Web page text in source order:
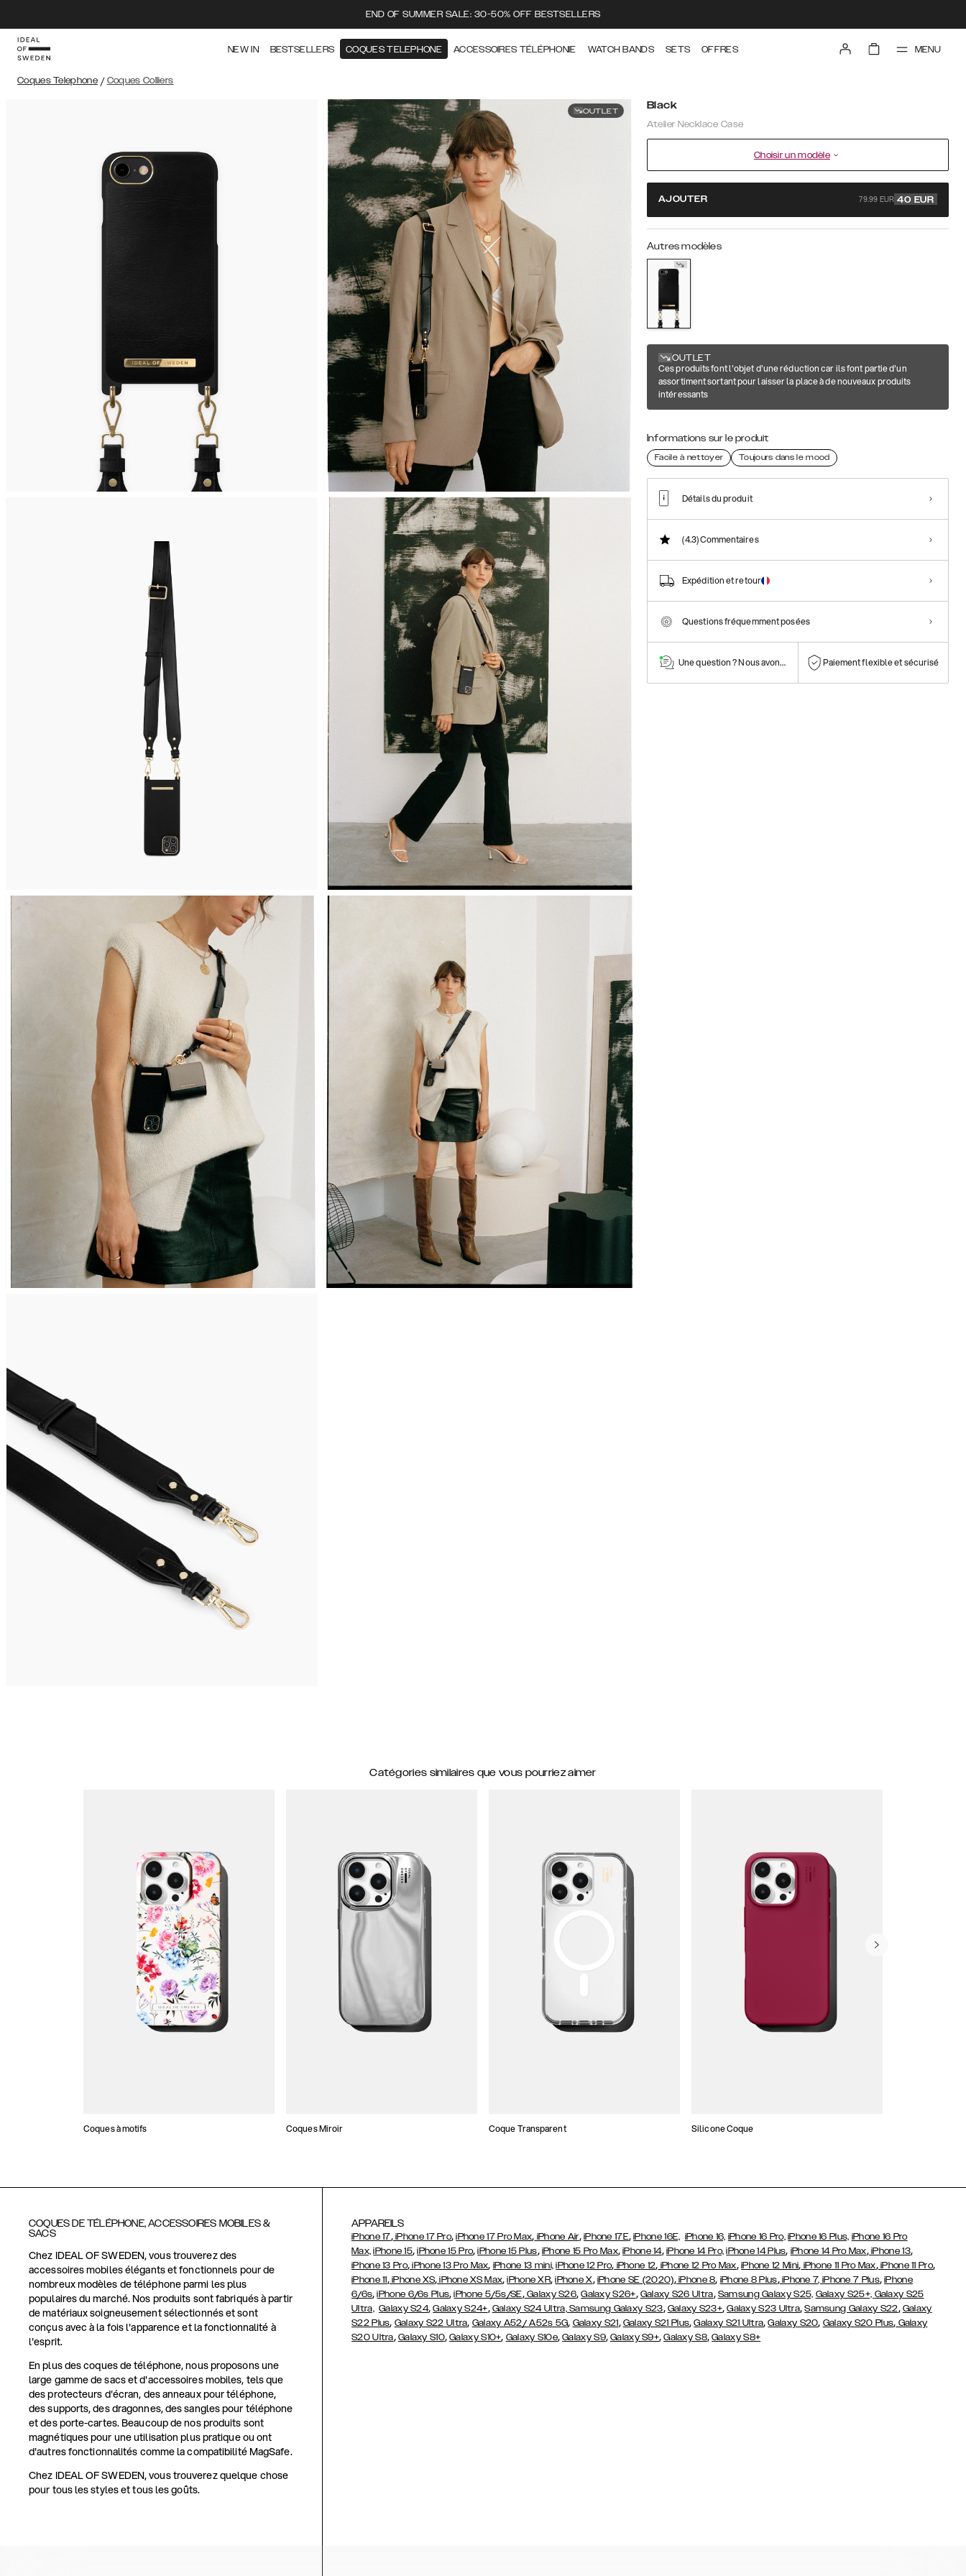
END OF SUMMER SALE: 30-50% OFF BESTSELLERS
NEW IN BESTSELLERS COQUES TELEPHONE ACCESSOIRES TÉLÉPHONIE WATCH BANDS SETS OFFRES MENU
Coques Telephone / Coques Colliers
OUTLET Black
Atelier Necklace Case
Choisir un modèle
AJOUTER 79.99 EUR 40 EUR
Autres modèles
OUTLET
Ces produits font l'objet d'une réduction car ils font partie d'un
assortiment sortant pour laisser la place à de nouveaux produits
intéressants
Informations sur le produit
Facile à nettoyer Toujours dans le mood
Détails du produit
(4.3)Commentaires
Expédition et retour
Questions fréquemment posées
Une question ? Nous avons la réponse !Paiement flexible et sécurisé
Catégories similaires que vous pourriez aimer
Coques à motifs Coques Miroir Coque Transparent Silicone Coque
COQUES DE TÉLÉPHONE, ACCESSOIRES MOBILES &
SACS
Chez IDEAL OF SWEDEN, vous trouverez des
accessoires mobiles élégants et fonctionnels pour de
nombreux modèles de téléphone parmi les plus
populaires du marché. Nos produits sont fabriqués à partir
de matériaux soigneusement sélectionnés et sont
conçus avec à la fois l'apparence et la fonctionnalité à
l'esprit.
En plus des coques de téléphone, nous proposons une
large gamme de sacs et d'accessoires mobiles, tels que
des protecteurs d'écran, des anneaux pour téléphone,
des supports, des dragonnes, des sangles pour téléphone
et des porte-cartes. Beaucoup de nos produits sont
magnétiques pour une utilisation plus pratique ou ont
d'autres fonctionnalités comme la compatibilité MagSafe.
Chez IDEAL OF SWEDEN, vous trouverez quelque chose
pour tous les styles et tous les goûts.
APPAREILS
iPhone 17,iPhone 17 Pro,iPhone 17 Pro Max, iPhone Air, iPhone 17E,iPhone 16E, iPhone 16, iPhone 16 Pro, iPhone 16 Plus, iPhone 16 Pro
Max, iPhone 15,iPhone 15 Pro,iPhone 15 Plus, iPhone 15 Pro Max,iPhone 14, iPhone 14 Pro, iPhone 14 Plus, iPhone 14 Pro Max,iPhone 13,
iPhone 13 Pro, iPhone 13 Pro Max, iPhone 13 mini, iPhone 12 Pro, iPhone 12, iPhone 12 Pro Max, iPhone 12 Mini, iPhone 11 Pro Max,iPhone 11 Pro,
iPhone 11,iPhone XS,iPhone XS Max,iPhone XR,iPhone X, iPhone SE (2020),iPhone 8, iPhone 8 Plus,iPhone 7, iPhone 7 Plus,iPhone
6/6s,iPhone 6/6s Plus,iPhone 5/5s/SE,Galaxy S26,Galaxy S26+, Galaxy S26 Ultra, Samsung Galaxy S25, Galaxy S25+, Galaxy S25
Ultra, Galaxy S24,Galaxy S24+, Galaxy S24 Ultra,Samsung Galaxy S23, Galaxy S23+,Galaxy S23 Ultra,Samsung Galaxy S22, Galaxy
S22 Plus, Galaxy S22 Ultra, Galaxy A52/ A52s 5G, Galaxy S21, Galaxy S21 Plus,Galaxy S21 Ultra,Galaxy S20, Galaxy S20 Plus, Galaxy
S20 Ultra, Galaxy S10,Galaxy S10+, Galaxy S10e,Galaxy S9,Galaxy S9+,Galaxy S8,Galaxy S8+